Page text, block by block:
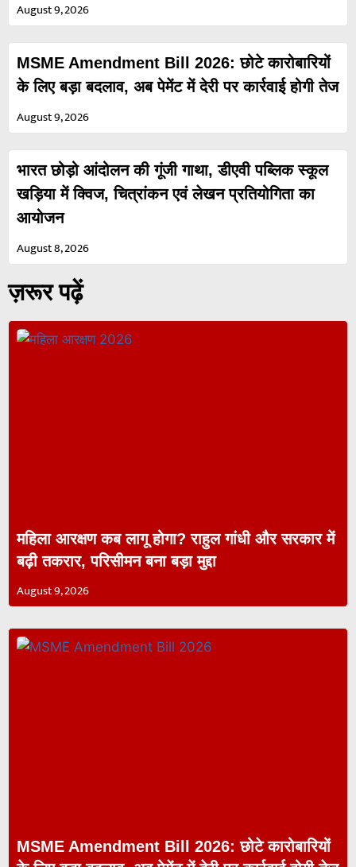
August 9, 2026
MSME Amendment Bill 2026: छोटे कारोबारियों
के लिए बड़ा बदलाव, अब पेमेंट में देरी पर कार्रवाई होगी तेज
August 9, 2026
भारत छोड़ो आंदोलन की गूंजी गाथा, डीएवी पब्लिक स्कूल
खड़िया में क्विज, चित्रांकन एवं लेखन प्रतियोगिता का
आयोजन
August 8, 2026
ज़रूर पढ़ें
महिला आरक्षण कब लागू होगा? राहुल गांधी और सरकार में
बढ़ी तकरार, परिसीमन बना बड़ा मुद्दा
August 9, 2026
MSME Amendment Bill 2026: छोटे कारोबारियों